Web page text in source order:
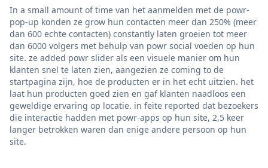
In a small amount of time van het aanmelden met de powr-
pop-up konden ze grow hun contacten meer dan 250% (meer
dan 600 echte contacten) constantly laten groeien tot meer
dan 6000 volgers met behulp van powr social voeden op hun
site. ze added powr slider als een visuele manier om hun
klanten snel te laten zien, aangezien ze coming to de
startpagina zijn, hoe de producten er in het echt uitzien. het
laat hun producten goed zien en gaf klanten naadloos een
geweldige ervaring op locatie. in feite reported dat bezoekers
die interactie hadden met powr-apps op hun site, 2,5 keer
langer betrokken waren dan enige andere persoon op hun
site.